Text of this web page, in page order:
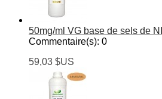
50mg/ml VG base de sels de
Commentaire(s): 0
59,03 $US